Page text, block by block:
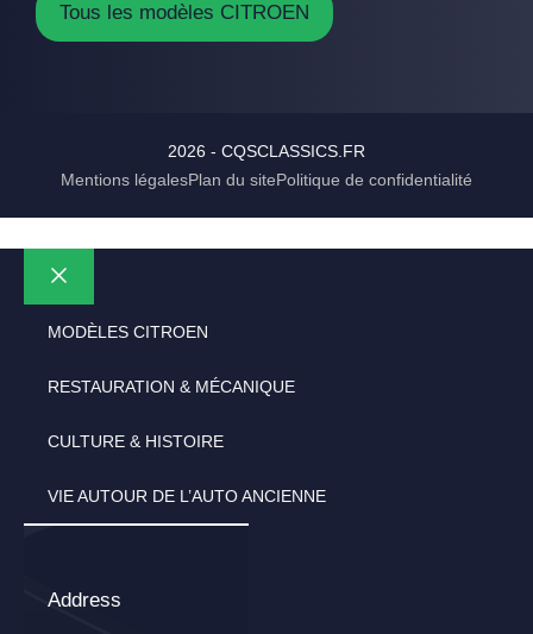
Tous les modèles CITROEN
2026 - CQSCLASSICS.FR
Mentions légalesPlan du sitePolitique de confidentialité
Fermer
MODÈLES CITROEN
RESTAURATION & MÉCANIQUE
CULTURE & HISTOIRE
VIE AUTOUR DE L’AUTO ANCIENNE
Address